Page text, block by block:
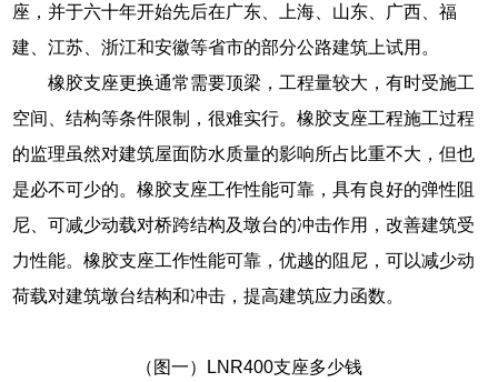
座，并于六十年开始先后在广东、上海、山东、广西、福
建、江苏、浙江和安徽等省市的部分公路建筑上试用。
橡胶支座更换通常需要顶梁，工程量较大，有时受施工
空间、结构等条件限制，很难实行。橡胶支座工程施工过程
的监理虽然对建筑屋面防水质量的影响所占比重不大，但也
是必不可少的。橡胶支座工作性能可靠，具有良好的弹性阻
尼、可减少动载对桥跨结构及墩台的冲击作用，改善建筑受
力性能。橡胶支座工作性能可靠，优越的阻尼，可以减少动
荷载对建筑墩台结构和冲击，提高建筑应力函数。
（图一）LNR400支座多少钱